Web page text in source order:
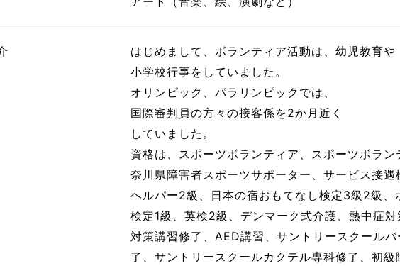
はじめまして、ボランティア活動は、幼児教育や
小学校行事をしていました。
オリンピック、パラリンピックでは、
国際審判員の方々の接客係を2か月近く
していました。
資格は、スポーツボランティア、スポーツボラン
奈川県障害者スポーツサポーター、サービス接遇
ヘルパー2級、日本の宿おもてなし検定3級2級、
検定1級、英検2級、デンマーク式介護、熱中症
対策講習修了、AED講習、サントリースクール
了、サントリースクールカクテル専科修了、初